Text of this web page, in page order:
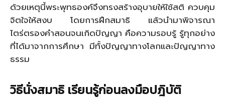
ด้วยเหตุนี้พระพุทธองค์จึงทรงสร้างอุบายให้ใช้สติ ควบคุม
จิตใจให้สงบ โดยการฝึกสมาธิ แล้วนำมาพิจารณา
ไตร่ตรองคำสอนจนเกิดปัญญา คือความรอบรู้ รู้ทุกอย่าง
ที่ได้มาจากการศึกษา มีทั้งปัญญาทางโลกและปัญญาทาง
ธรรม
วิธีนั่งสมาธิ เรียนรู้ก่อนลงมือปฎิบัติ